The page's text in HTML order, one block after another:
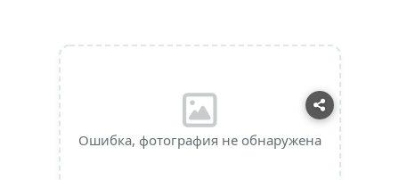
Ошибка, фотография не обнаружена